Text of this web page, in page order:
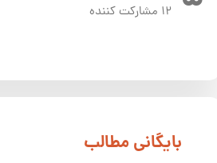
۱۲ مشارکت کننده
​بایگانی مطالب